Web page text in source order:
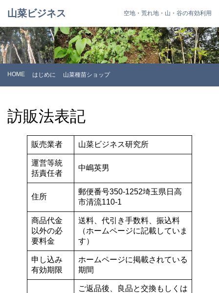
山菜ビジネス 空地・荒れ地・山・谷の有効利用
HOME はじめに 山菜種苗ショップ
訪販法表記
販売業者 山菜ビジネス研究所
運営等統
括責任者
中嶋英男
住所
郵便番号350-1252埼玉県日高
市清流110-1
商品代金
以外の必
要料金
送料、代引き手数料、振込料
（ホームページに記載していま
す）
申し込み
有効期限
ホームページに掲載されている
期間
ご返品後、良品と交換もしくは